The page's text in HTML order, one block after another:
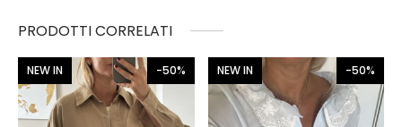
PRODOTTI CORRELATI
NEW IN -50% NEW IN -50%